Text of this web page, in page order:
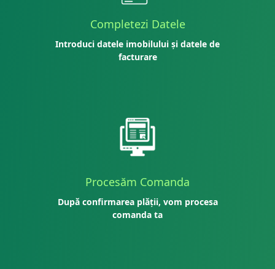
Completezi Datele
Introduci datele imobilului și datele de
facturare
Procesăm Comanda
După confirmarea plății, vom procesa
comanda ta